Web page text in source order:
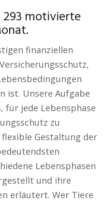
motivierte
finanziellen
ist. Unsere Aufgabe
für jede Lebensphase
zu
Gestaltung der
Lebensphasen
und ihre
erläutert. Wer Tiere